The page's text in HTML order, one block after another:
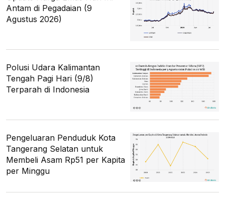
Antam di Pegadaian (9
Agustus 2026)
Polusi Udara Kalimantan
Tengah Pagi Hari (9/8)
Terparah di Indonesia
Pengeluaran Penduduk Kota
Tangerang Selatan untuk
Membeli Asam Rp51 per Kapita
per Minggu